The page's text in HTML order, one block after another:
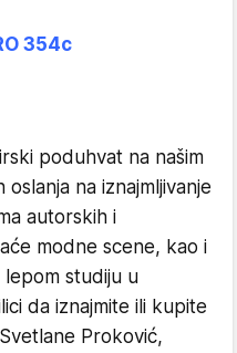
354c
poduhvat na našim
na iznajmljivanje
autorskih i
modne scene, kao i
lepom studiju u
da iznajmite ili kupite
Proković,